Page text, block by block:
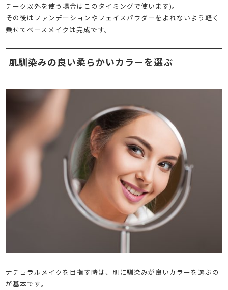
チーク以外を使う場合はこのタイミングで使います)。
その後はファンデーションやフェイスパウダーをよれないよう軽く
乗せてベースメイクは完成です。
肌馴染みの良い柔らかいカラーを選ぶ
ナチュラルメイクを目指す時は、肌に馴染みが良いカラーを選ぶの
が基本です。